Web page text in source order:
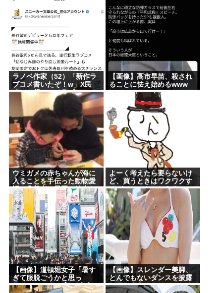
が無いもので有罪になる
の？
ラノベ作家（52）「新作ラ
ブコメ書いたぞ！w」X民
「いい歳こいてラブコメ
（笑）恥ずかしくない
の？」
【画像】高市早苗、殺され
ることに怯え始めるwww
ウミガメの赤ちゃんが海に
入ることを手伝った動物愛
誤の偽善者、最悪の結末を
迎える
よーく考えたら要らないけ
ど、買うときはワクワクす
るガジェットおしえろ
【画像】道頓堀女子「暑す
ぎて服脱ごうかと思っ
た」･･････････ﾊﾟｼｬｯ！！
【画像】スレンダー美脚、
とんでもないダンスを披露
してしまうwww